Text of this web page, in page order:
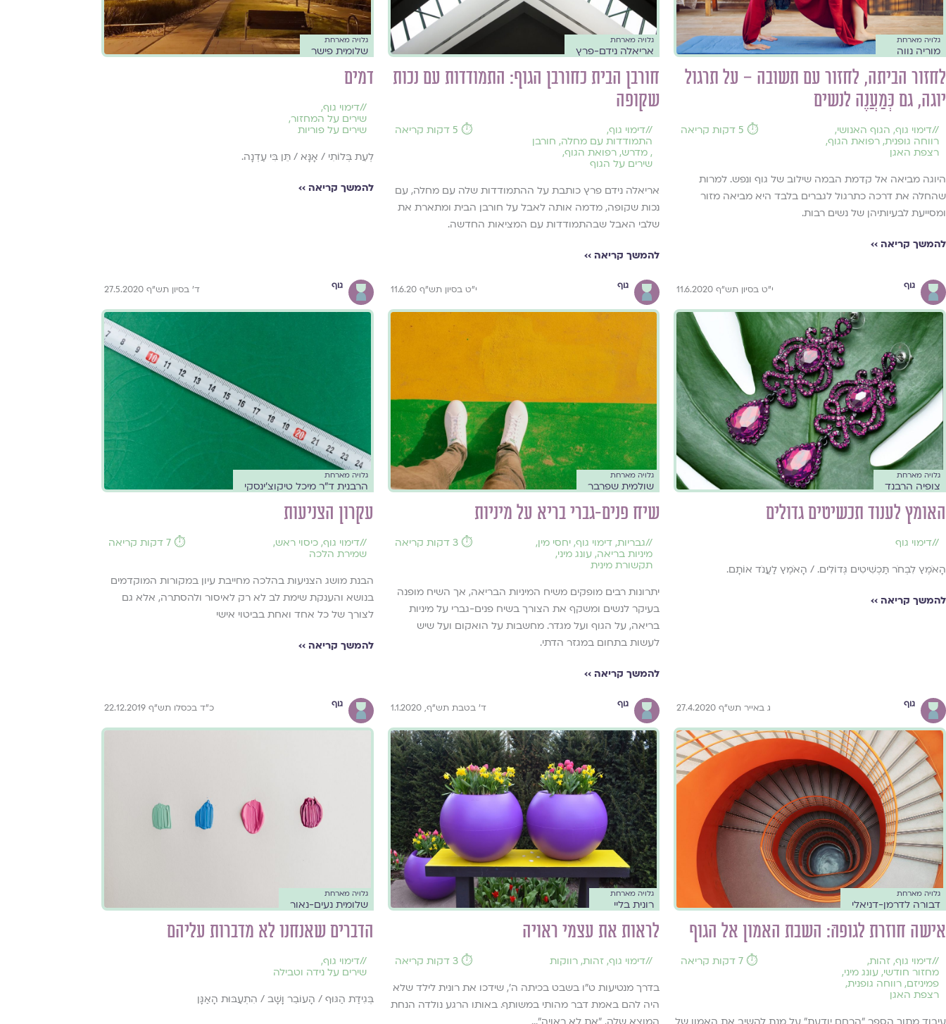
גלויה מארחת
מוריה נווה
לחזור הביתה, לחזור עם תשובה – על תרגול
יוגה, גם כְּמַעֲנֶה לנשים
//דימוי גוף, הגוף האנושי,
רווחה גופנית, רפואת הגוף,
רצפת האגן
⏱️ 5 דקות קריאה
היוגה מביאה אל קדמת הבמה שילוב של גוף ונפש. למרות
שהחלה את דרכה כתרגול לגברים בלבד היא מביאה מזור
ומסייעת לבעיותיהן של נשים רבות.
להמשך קריאה ››
גלויה מארחת
אריאלה נידם-פרץ
חורבן הבית כחורבן הגוף: התמודדות עם נכות
שקופה
//דימוי גוף,
התמודדות עם מחלה, חורבן
, מדרש, רפואת הגוף,
שירים על הגוף
⏱️ 5 דקות קריאה
אריאלה נידם פרץ כותבת על ההתמודדות שלה עם מחלה, עם
נכות שקופה, מדמה אותה לאבל על חורבן הבית ומתארת את
שלבי האבל שבהתמודדות עם המציאות החדשה.
להמשך קריאה ››
גלויה מארחת
שלומית פישר
דמים
//דימוי גוף,
שירים על המחזור,
שירים על פוריות
לְעֵת בְּלוֹתִי / אָנָּא / תֵּן בִּי עֶדְנָה.
להמשך קריאה ››
גוף י"ט בסיון תש"ף 11.6.2020
גלויה מארחת
צופיה הרבנד
האומץ לענוד תכשיטים גדולים
//דימוי גוף
הָאֹמֶץ לִבְחֹר תַּכְשִׁיטִים גְּדוֹלִים. / הָאֹמֶץ לַעֲנֹד אוֹתָם.
להמשך קריאה ››
גוף י"ט בסיון תש"ף 11.6.20
גלויה מארחת
שולמית שפרבר
שיח פנים-גברי בריא על מיניות
//גבריות, דימוי גוף, יחסי מין,
מיניות בריאה, עונג מיני,
תקשורת מינית
⏱️ 3 דקות קריאה
יתרונות רבים מופקים משיח המיניות הבריאה, אך השיח מופנה
בעיקר לנשים ומשקף את הצורך בשיח פנים-גברי על מיניות
בריאה, על הגוף ועל מגדר. מחשבות על הואקום ועל שיש
לעשות בתחום במגזר הדתי.
להמשך קריאה ››
גוף ד' בסיון תש"ף 27.5.2020
גלויה מארחת
הרבנית ד"ר מיכל טיקוצ'ינסקי
עקרון הצניעות
//דימוי גוף,כיסוי ראש,
שמירת הלכה
⏱️ 7 דקות קריאה
הבנת מושג הצניעות בהלכה מחייבת עיון במקורות המוקדמים
בנושא והענקת שימת לב לא רק לאיסור ולהסתרה, אלא גם
לצורך של כל אחד ואחת בביטוי אישי
להמשך קריאה ››
גוף ג באייר תש"ף 27.4.2020
גלויה מארחת
דבורה לדרמן-דניאלי
אישה חוזרת לגופהּ: השבת האמון אל הגוף
//דימוי גוף, זהות,
מחזור חודשי, עונג מיני,
פמיניזם, רווחה גופנית,
רצפת האגן
⏱️ 7 דקות קריאה
גוף ד' בטבת תש"ף, 1.1.2020
גלויה מארחת
רונית בליי
לראות את עצמי ראויה
//דימוי גוף, זהות, רווקות
⏱️ 3 דקות קריאה
בדרך מנטיעות ט"ו בשבט בכיתה ה', שידכו את רונית לילד שלא
היה להם באמת דבר מהותי במשותף. באותו הרגע נולדה הנחת
גוף כ"ד בכסלו תש"ף 22.12.2019
גלויה מארחת
שלומית נעים-נאור
הדברים שאנחנו לא מדברות עליהם
//דימוי גוף,
שירים על נידה וטבילה
בְּגִידַת הַגּוּף / הָעוֹבֵר וָשָׁב / הִתְעַבּוּת הָאַגָּן